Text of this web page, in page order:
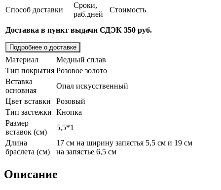
Способ доставки
Сроки,
раб.дней
Стоимость
Доставка в пункт выдачи СДЭК 350 руб.
Подробнее о доставке
Материал
Медный сплав
Тип покрытия Розовое золото
Вставка
основная
Опал искусственный
Цвет вставки
Розовый
Тип застежки Кнопка
Размер
вставок (см)
5,5*1
Длина
браслета (см)
17 см на ширину запястья 5,5 см и 19 см
на запястье 6,5 см
Описание